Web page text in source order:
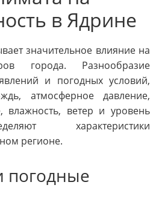
в Ядрине
значительное влияние на
города. Разнообразие
и погодных условий,
атмосферное давление,
влажность, ветер и уровень
характеристики
регионе.
погодные